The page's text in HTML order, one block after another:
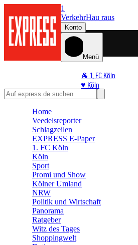
1
VerkehrHau raus
Konto
Menü
🐐 1. FC Köln
♥️ Köln
🛒 Shoppingwelt
Home
Veedelsreporter
Schlagzeilen
EXPRESS E-Paper
1. FC Köln
Köln
Sport
Promi und Show
Kölner Umland
NRW
Politik und Wirtschaft
Panorama
Ratgeber
Witz des Tages
Shoppingwelt